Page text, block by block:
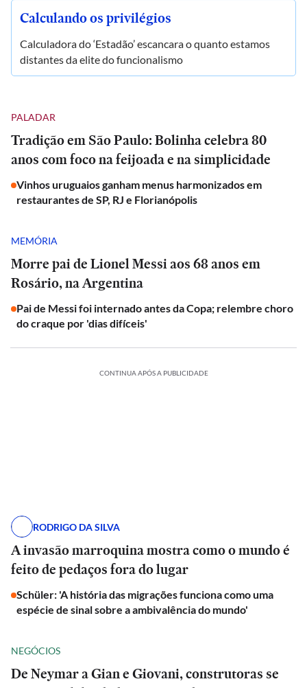
Calculando os privilégios
Calculadora do ‘Estadão’ escancara o quanto estamos
distantes da elite do funcionalismo
PALADAR
Tradição em São Paulo: Bolinha celebra 80
anos com foco na feijoada e na simplicidade
Vinhos uruguaios ganham menus harmonizados em
restaurantes de SP, RJ e Florianópolis
MEMÓRIA
Morre pai de Lionel Messi aos 68 anos em
Rosário, na Argentina
Pai de Messi foi internado antes da Copa; relembre choro
do craque por 'dias difíceis'
CONTINUA APÓS A PUBLICIDADE
RODRIGO DA SILVA
A invasão marroquina mostra como o mundo é
feito de pedaços fora do lugar
Schüler: 'A história das migrações funciona como uma
espécie de sinal sobre a ambivalência do mundo'
NEGÓCIOS
De Neymar a Gian e Giovani, construtoras se